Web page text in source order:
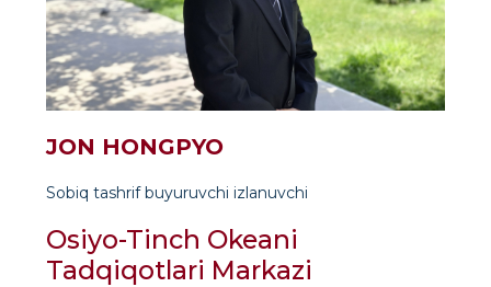
JON HONGPYO
Sobiq tashrif buyuruvchi izlanuvchi
Osiyo-Tinch Okeani
Tadqiqotlari Markazi